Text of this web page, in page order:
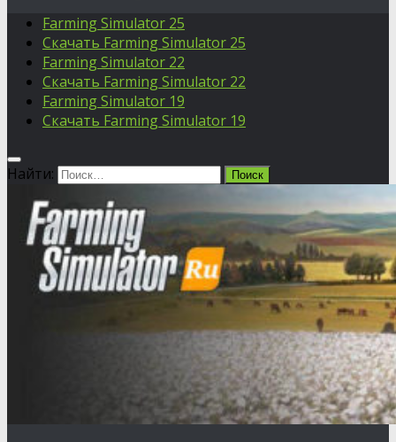
Farming Simulator 25
Скачать Farming Simulator 25
Farming Simulator 22
Скачать Farming Simulator 22
Farming Simulator 19
Скачать Farming Simulator 19
Найти: